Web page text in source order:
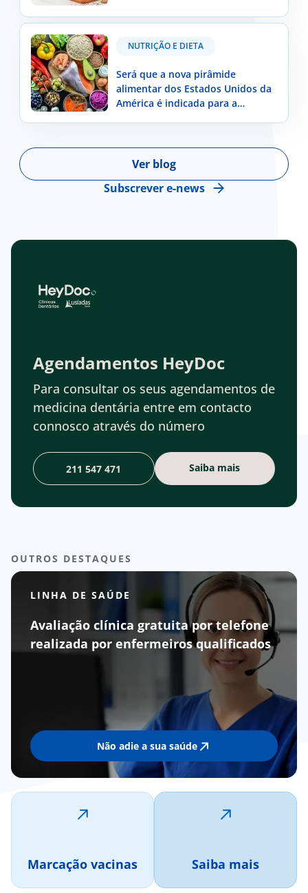
NUTRIÇÃO E DIETA
Será que a nova pirâmide
alimentar dos Estados Unidos da
América é indicada para a
Será que a nova pirâmide alimentar dos Estados
Unidos da América é indicada para a população
portuguesa?
Subscrever e-news
Ver blog
Agendamentos HeyDoc
Para consultar os seus agendamentos de
medicina dentária entre em contacto
connosco através do número
211 547 471 Saiba mais
OUTROS DESTAQUES
LINHA DE SAÚDE
Não adie a sua saúde
Avaliação clínica gratuita por telefone
realizada por enfermeiros qualificados
Marcação vacinas Saiba mais